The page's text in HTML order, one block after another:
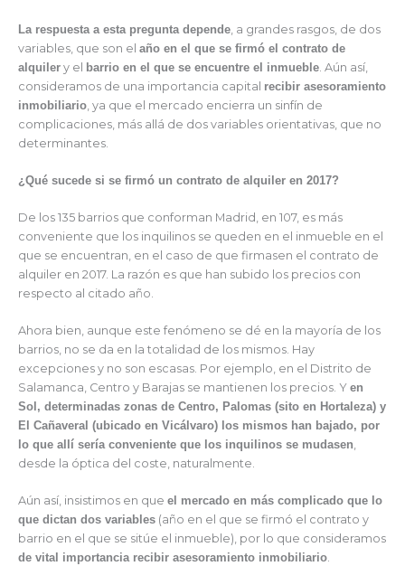
La respuesta a esta pregunta depende, a grandes rasgos, de dos
variables, que son el año en el que se firmó el contrato de
alquilery el barrio en el que se encuentre el inmueble. Aún así,
consideramos de una importancia capital recibir asesoramiento
inmobiliario, ya que el mercado encierra un sinfín de
complicaciones, más allá de dos variables orientativas, que no
determinantes.
¿Qué sucede si se firmó un contrato de alquiler en 2017?
De los 135 barrios que conforman Madrid, en 107, es más
conveniente que los inquilinos se queden en el inmueble en el
que se encuentran, en el caso de que firmasen el contrato de
alquiler en 2017. La razón es que han subido los precios con
respecto al citado año.
Ahora bien, aunque este fenómeno se dé en la mayoría de los
barrios, no se da en la totalidad de los mismos. Hay
excepciones y no son escasas. Por ejemplo, en el Distrito de
Salamanca, Centro y Barajas se mantienen los precios. Y en
Sol, determinadas zonas de Centro, Palomas (sito en Hortaleza) y
El Cañaveral (ubicado en Vicálvaro) los mismos han bajado, por
lo que allí sería conveniente que los inquilinos se mudasen,
desde la óptica del coste, naturalmente.
Aún así, insistimos en que el mercado en más complicado que lo
que dictan dos variables(año en el que se firmó el contrato y
barrio en el que se sitúe el inmueble), por lo que consideramos
de vital importancia recibir asesoramiento inmobiliario.